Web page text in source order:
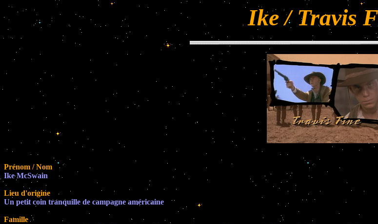
Ike / Travis
Prénom / Nom
Ike McSwain
Lieu d'origine
Un petit coin tranquille de campagne américaine
Famille